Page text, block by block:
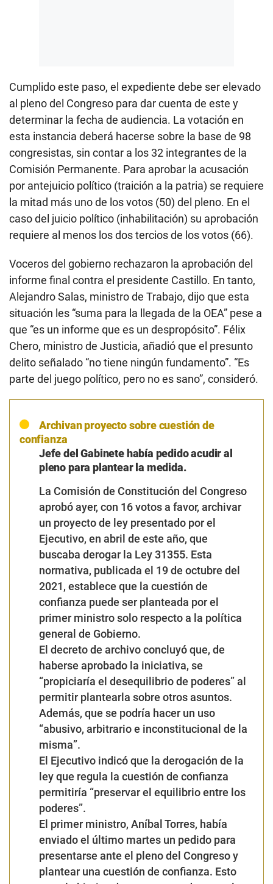
Cumplido este paso, el expediente debe ser elevado
al pleno del Congreso para dar cuenta de este y
determinar la fecha de audiencia. La votación en
esta instancia deberá hacerse sobre la base de 98
congresistas, sin contar a los 32 integrantes de la
Comisión Permanente. Para aprobar la acusación
por antejuicio político (traición a la patria) se requiere
la mitad más uno de los votos (50) del pleno. En el
caso del juicio político (inhabilitación) su aprobación
requiere al menos los dos tercios de los votos (66).
Voceros del gobierno rechazaron la aprobación del
informe final contra el presidente Castillo. En tanto,
Alejandro Salas, ministro de Trabajo, dijo que esta
situación les “suma para la llegada de la OEA” pese a
que “es un informe que es un despropósito”. Félix
Chero, ministro de Justicia, añadió que el presunto
delito señalado “no tiene ningún fundamento”. “Es
parte del juego político, pero no es sano”, consideró.
Archivan proyecto sobre cuestión de
confianza
Jefe del Gabinete había pedido acudir al
pleno para plantear la medida.
La Comisión de Constitución del Congreso
aprobó ayer, con 16 votos a favor, archivar
un proyecto de ley presentado por el
Ejecutivo, en abril de este año, que
buscaba derogar la Ley 31355. Esta
normativa, publicada el 19 de octubre del
2021, establece que la cuestión de
confianza puede ser planteada por el
primer ministro solo respecto a la política
general de Gobierno.
El decreto de archivo concluyó que, de
haberse aprobado la iniciativa, se
“propiciaría el desequilibrio de poderes” al
permitir plantearla sobre otros asuntos.
Además, que se podría hacer un uso
“abusivo, arbitrario e inconstitucional de la
misma”.
El Ejecutivo indicó que la derogación de la
ley que regula la cuestión de confianza
permitiría “preservar el equilibrio entre los
poderes”.
El primer ministro, Aníbal Torres, había
enviado el último martes un pedido para
presentarse ante el pleno del Congreso y
plantear una cuestión de confianza. Esto